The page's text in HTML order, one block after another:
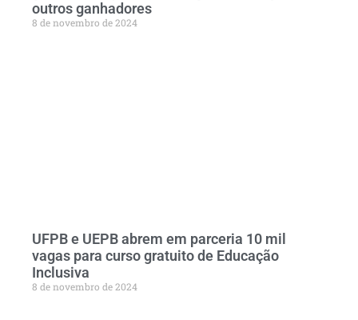
outros ganhadores
8 de novembro de 2024
UFPB e UEPB abrem em parceria 10 mil
vagas para curso gratuito de Educação
Inclusiva
8 de novembro de 2024